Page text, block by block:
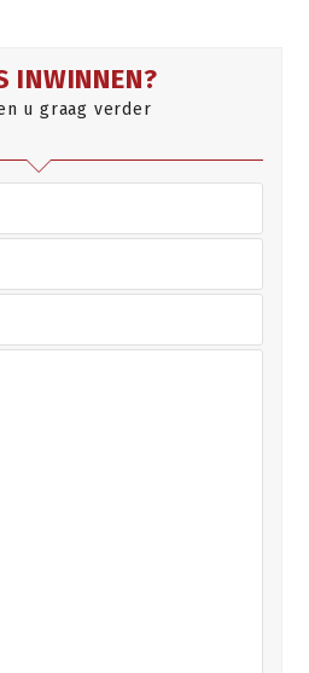
INWINNEN?
u graag verder